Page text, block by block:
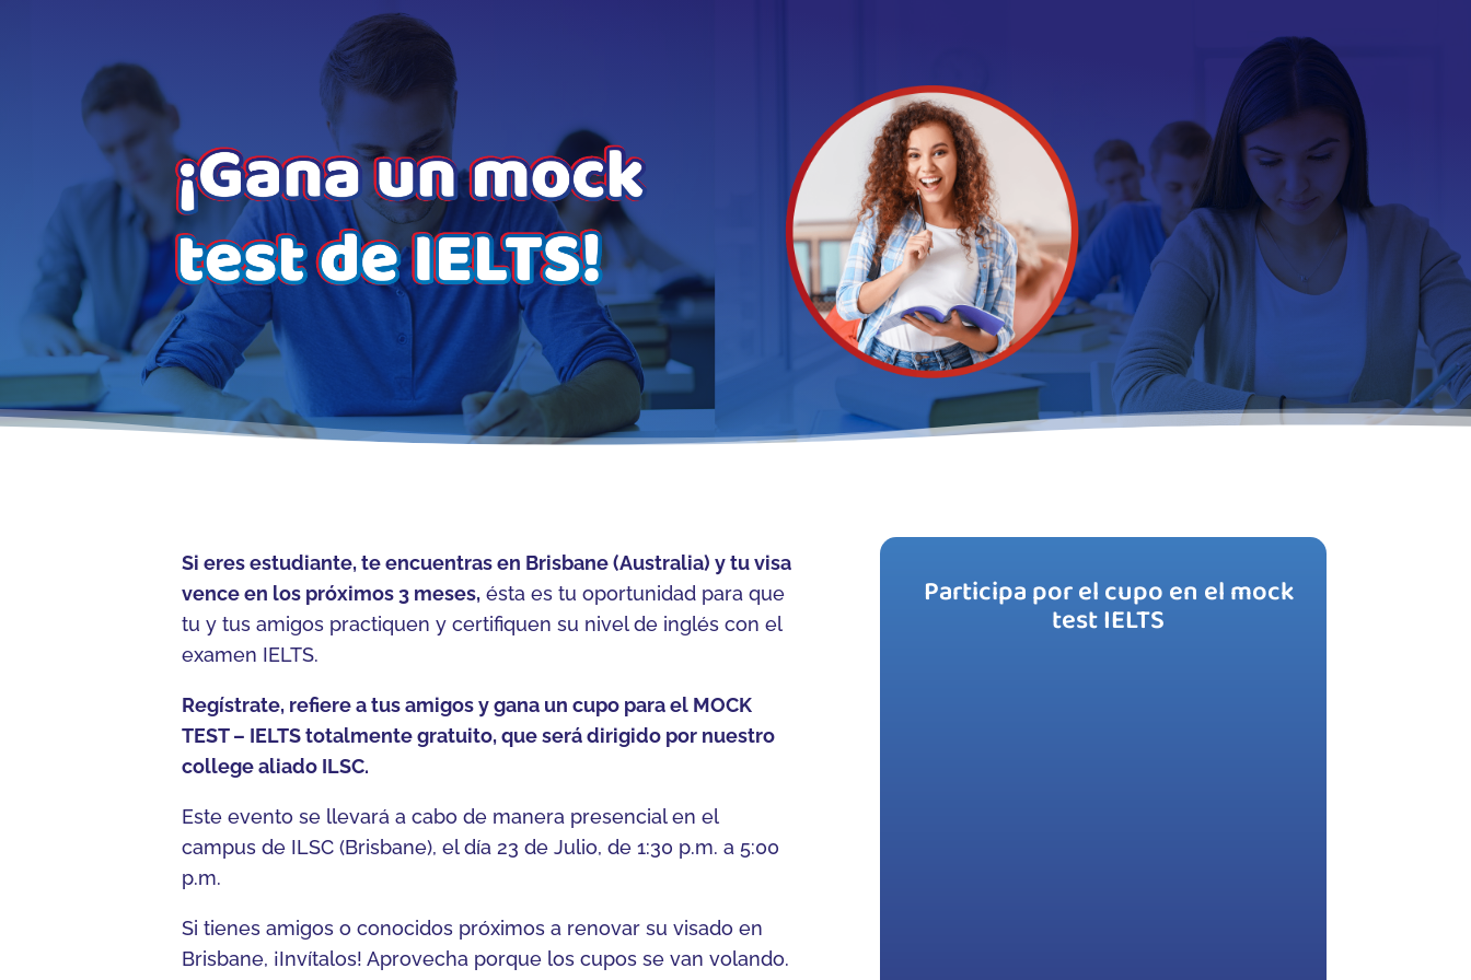
Si eres estudiante, te encuentras en Brisbane (Australia) y tu visa
vence en los próximos 3 meses, ésta es tu oportunidad para que
tu y tus amigos practiquen y certifiquen su nivel de inglés con el
examen IELTS.
Regístrate, refiere a tus amigos y gana un cupo para el MOCK
TEST – IELTS totalmente gratuito, que será dirigido por nuestro
college aliado ILSC.
Este evento se llevará a cabo de manera presencial en el
campus de ILSC (Brisbane), el día 23 de Julio, de 1:30 p.m. a 5:00
p.m.
Si tienes amigos o conocidos próximos a renovar su visado en
Brisbane, ¡Invítalos! Aprovecha porque los cupos se van volando.
Participa por el cupo en el mock
test IELTS